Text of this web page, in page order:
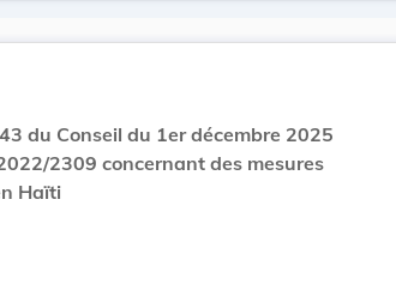
du Conseil du 1er décembre 2025
2309 concernant des mesures
Haïti